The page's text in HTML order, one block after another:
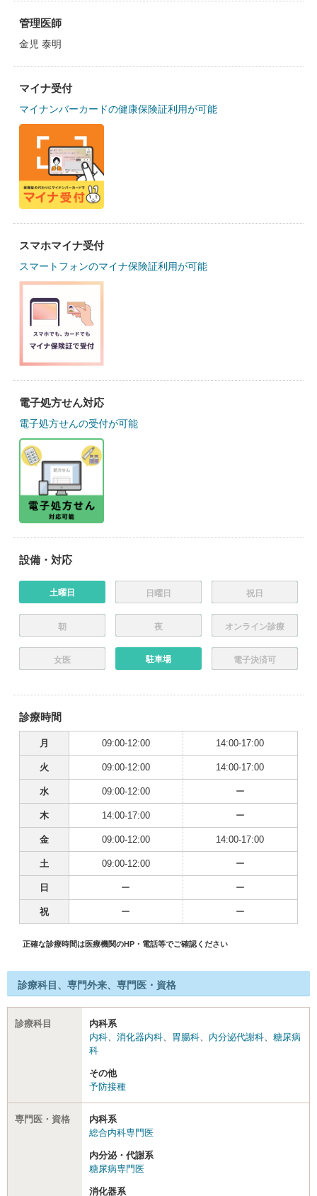
管理医師
金児 泰明
マイナ受付
マイナンバーカードの健康保険証利用が可能
スマホマイナ受付
スマートフォンのマイナ保険証利用が可能
電子処方せん対応
電子処方せんの受付が可能
設備・対応
土曜日 日曜日 祝日
朝 夜 オンライン診療
女医 駐車場 電子決済可
診療時間
月 09:00-12:00 14:00-17:00
火 09:00-12:00 14:00-17:00
水 09:00-12:00 ー
木 14:00-17:00 ー
金 09:00-12:00 14:00-17:00
土 09:00-12:00 ー
日 ー ー
祝 ー ー
正確な診療時間は医療機関のHP・電話等でご確認ください
診療科目、専門外来、専門医・資格
診療科目
内科系
内科
消化器内科 胃腸科 内分泌代謝科
糖尿病
科
その他
予防接種
専門医・資格
内科系
総合内科専門医
内分泌・代謝系
糖尿病専門医
消化器系